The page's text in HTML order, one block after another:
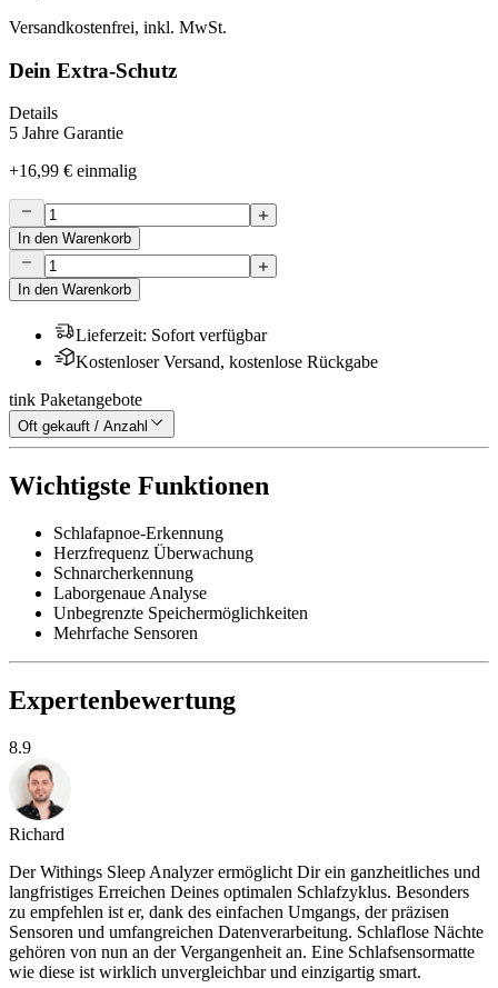
Versandkostenfrei, inkl. MwSt.
Dein Extra-Schutz
Details
5 Jahre Garantie
+16,99 € einmalig
In den Warenkorb
In den Warenkorb
Lieferzeit: Sofort verfügbar
Kostenloser Versand, kostenlose Rückgabe
tink Paketangebote
Oft gekauft / Anzahl
Wichtigste Funktionen
Schlafapnoe-Erkennung
Herzfrequenz Überwachung
Schnarcherkennung
Laborgenaue Analyse
Unbegrenzte Speichermöglichkeiten
Mehrfache Sensoren
Expertenbewertung
8.9
Richard
Der Withings Sleep Analyzer ermöglicht Dir ein ganzheitliches und
langfristiges Erreichen Deines optimalen Schlafzyklus. Besonders
zu empfehlen ist er, dank des einfachen Umgangs, der präzisen
Sensoren und umfangreichen Datenverarbeitung. Schlaflose Nächte
gehören von nun an der Vergangenheit an. Eine Schlafsensormatte
wie diese ist wirklich unvergleichbar und einzigartig smart.